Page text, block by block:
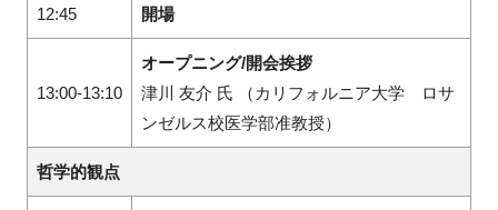
12:45 開場
13:00-13:10
オープニング/開会挨拶
津川 友介 氏 （カリフォルニア大学 ロサ
ンゼルス校医学部准教授）
哲学的観点